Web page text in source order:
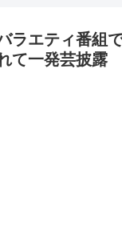
エティ番組
て一発芸披露